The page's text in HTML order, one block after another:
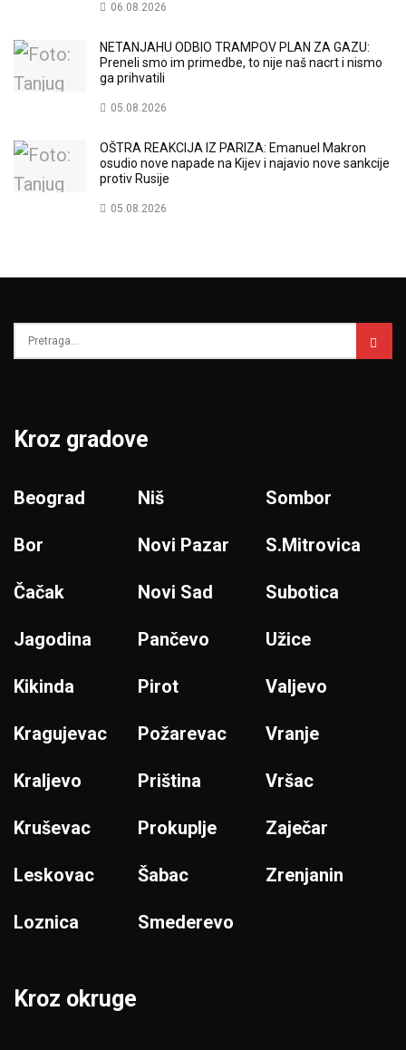
06.08.2026
NETANJAHU ODBIO TRAMPOV PLAN ZA GAZU:
Preneli smo im primedbe, to nije naš nacrt i nismo
ga prihvatili
05.08.2026
OŠTRA REAKCIJA IZ PARIZA: Emanuel Makron
osudio nove napade na Kijev i najavio nove sankcije
protiv Rusije
05.08.2026
Kroz gradove
Beograd
Bor
Čačak
Jagodina
Kikinda
Kragujevac
Kraljevo
Kruševac
Leskovac
Loznica
Niš
Novi Pazar
Novi Sad
Pančevo
Pirot
Požarevac
Priština
Prokuplje
Šabac
Smederevo
Sombor
S.Mitrovica
Subotica
Užice
Valjevo
Vranje
Vršac
Zaječar
Zrenjanin
Kroz okruge